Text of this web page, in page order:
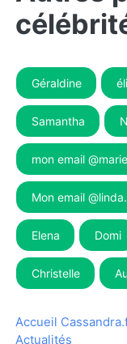
Géraldine
Samantha
mon email
Mon email
Elena Domi
Christelle
Accueil
Actualités